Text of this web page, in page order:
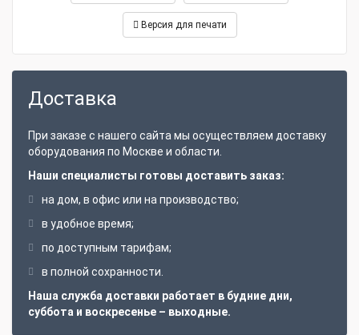
Габаритные размеры и вес
Масса, кг 54.5
Версия для печати
Доставка
При заказе с нашего сайта мы осуществляем доставку
оборудования по Москве и области.
Наши специалисты готовы доставить заказ:
на дом, в офис или на производство;
в удобное время;
по доступным тарифам;
в полной сохранности.
Наша служба доставки работает в будние дни,
суббота и воскресенье – выходные.